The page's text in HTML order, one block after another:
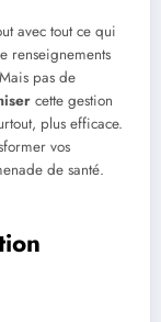
avec tout ce qui
renseignements
pas de
cette gestion
plus efficace.
vos
de santé.